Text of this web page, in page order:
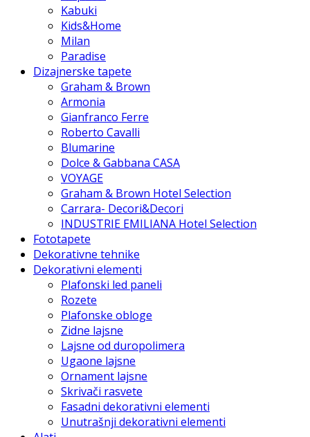
Kabuki
Kids&Home
Milan
Paradise
Dizajnerske tapete
Graham & Brown
Armonia
Gianfranco Ferre
Roberto Cavalli
Blumarine
Dolce & Gabbana CASA
VOYAGE
Graham & Brown Hotel Selection
Carrara- Decori&Decori
INDUSTRIE EMILIANA Hotel Selection
Fototapete
Dekorativne tehnike
Dekorativni elementi
Plafonski led paneli
Rozete
Plafonske obloge
Zidne lajsne
Lajsne od duropolimera
Ugaone lajsne
Ornament lajsne
Skrivači rasvete
Fasadni dekorativni elementi
Unutrašnji dekorativni elementi